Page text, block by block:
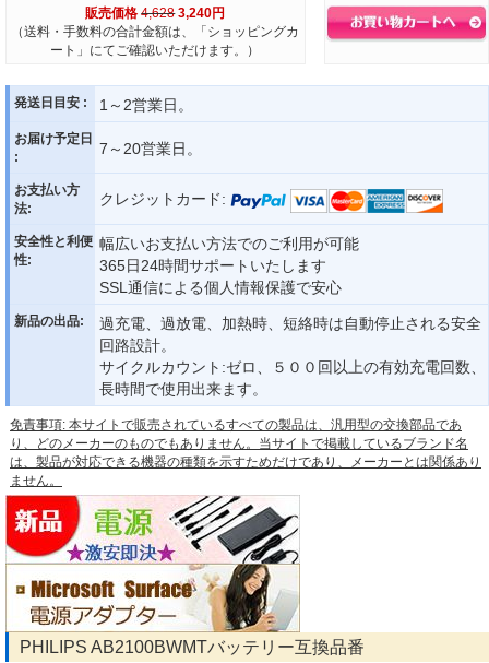
販売価格 4,628 3,240円
（送料・手数料の合計金額は、「ショッピングカ
ート」にてご確認いただけます。）
発送日目安 : 1～2営業日。
お届け予定日
:
7～20営業日。
お支払い方
法:
クレジットカード:
安全性と利便
性:
幅広いお支払い方法でのご利用が可能
365日24時間サポートいたします
SSL通信による個人情報保護で安心
新品の出品:
過充電、過放電、加熱時、短絡時は自動停止される安全
回路設計。
サイクルカウント:ゼロ、５００回以上の有効充電回数、
長時間で使用出来ます。
免責事項: 本サイトで販売されているすべての製品は、汎用型の交換部品であ
り、どのメーカーのものでもありません。当サイトで掲載しているブランド名
は、製品が対応できる機器の種類を示すためだけであり、メーカーとは関係あり
ません。
PHILIPS AB2100BWMTバッテリー互換品番